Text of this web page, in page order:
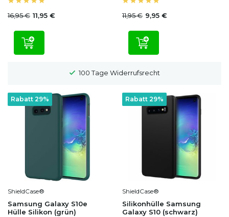
16,95 € 11,95 € 11,95 € 9,95 €
100 Tage Widerrufsrecht
Rabatt 29%
ShieldCase®
Samsung Galaxy S10e
Hülle Silikon (grün)
Rabatt 29%
ShieldCase®
Silikonhülle Samsung
Galaxy S10 (schwarz)